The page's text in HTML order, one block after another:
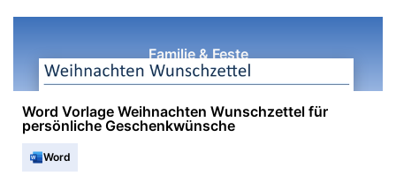
Familie & Feste
Word Vorlage Weihnachten Wunschzettel für
persönliche Geschenkwünsche
Word